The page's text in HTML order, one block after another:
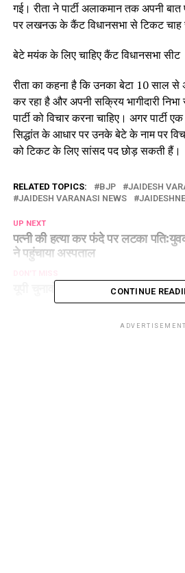
गई। रीता ने पार्टी अलाकमान तक अपनी
पर लखनऊ के कैंट विधानसभा से टिकट चाह
बेटे मयंक के लिए चाहिए कैंट विधानसभा सीट
रीता का कहना है कि उनका बेटा 10 साल
कर रहा है और अपनी सक्रिय भागीदारी
पार्टी को विचार करना चाहिए। अगर पार्टी
सिद्धांत के आधार पर उनके बेटे के नाम पर
को टिकट के लिए सांसद पद छोड़ सकती हैं।
RELATED TOPICS: BJP
JAIDESH
JAIDESH VARANASI NEWS
UP NEXT
पत्नी की हत्या कर फंदे पर लटका
ने पहुंचाया अस्पताल
यूपी चुनावों में कांग्रेस गांव और मोहल्लों में
CONTINUE
ADVERTISEMENT